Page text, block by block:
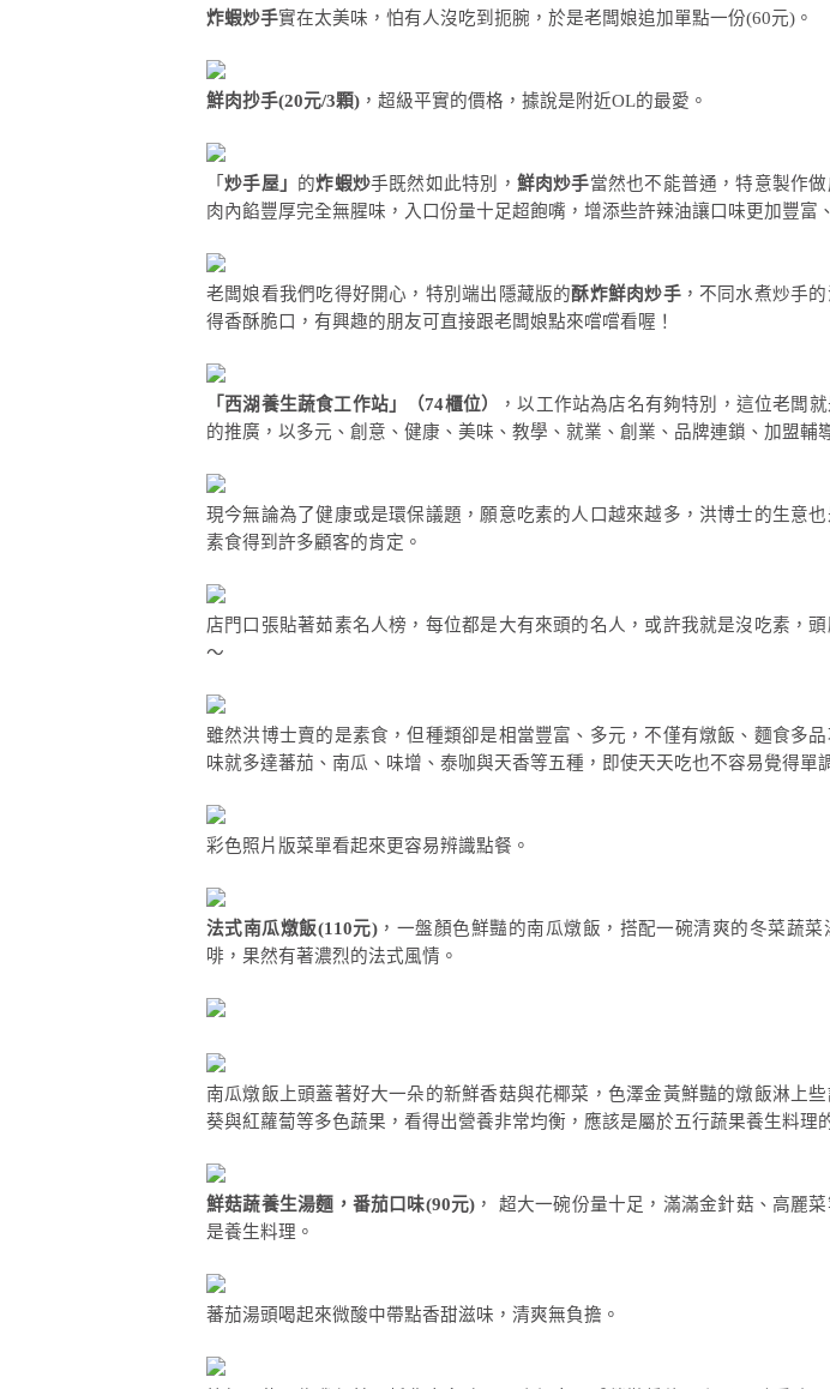
炸蝦炒手實在太美味，怕有人沒吃到扼腕，於是老闆娘追加單點一份(60元)。
鮮肉抄手(20元/3顆) ，超級平實的價格，據說是附近OL的最愛。
「炒手屋」 的炸蝦炒手既然如此特別， 鮮肉炒手當然也不能普通，特意製作
肉內餡豐厚完全無腥味，入口份量十足超飽嘴，增添些許辣油讓口味更加豐富
老闆娘看我們吃得好開心，特別端出隱藏版的酥炸鮮肉炒手，不同水煮炒手
得香酥脆口，有興趣的朋友可直接跟老闆娘點來嚐嚐看喔！
「西湖養生蔬食工作站」（74櫃位）
，以工作站為店名有夠特別，這位老闆
的推廣，以多元、創意、健康、美味、教學、就業、創業、品牌連鎖、加盟輔
現今無論為了健康或是環保議題，願意吃素的人口越來越多，洪博士的生意
素食得到許多顧客的肯定。
店門口張貼著茹素名人榜，每位都是大有來頭的名人，或許我就是沒吃素，
～
雖然洪博士賣的是素食，但種類卻是相當豐富、多元，不僅有燉飯、麵食多
味就多達蕃茄、南瓜、味增、泰咖與天香等五種，即使天天吃也不容易覺得單
彩色照片版菜單看起來更容易辨識點餐。
法式南瓜燉飯(110元)，一盤顏色鮮豔的南瓜燉飯，搭配一碗清爽的冬菜蔬菜
啡，果然有著濃烈的法式風情。
南瓜燉飯上頭蓋著好大一朵的新鮮香菇與花椰菜，色澤金黃鮮豔的燉飯淋上
葵與紅蘿蔔等多色蔬果，看得出營養非常均衡，應該是屬於五行蔬果養生料理
鮮菇蔬養生湯麵，番茄口味(90元) ， 超大一碗份量十足，滿滿金針菇、高麗
是養生料理。
蕃茄湯頭喝起來微酸中帶點香甜滋味，清爽無負擔。